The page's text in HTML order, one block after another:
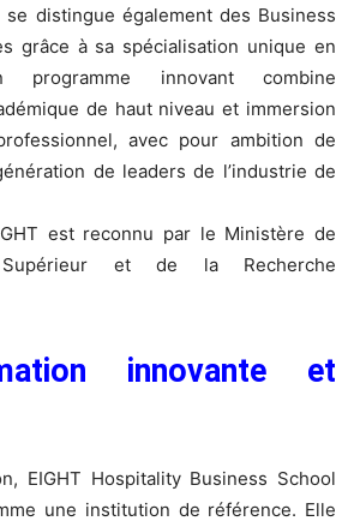
se distingue également des Business
grâce à sa spécialisation unique en
programme innovant combine
de haut niveau et immersion
avec pour ambition de
de leaders de l’industrie de
est reconnu par le Ministère de
Supérieur et de la Recherche
innovante et
EIGHT Hospitality Business School
une institution de référence. Elle